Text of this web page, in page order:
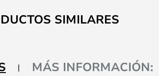
SIMILARES
MÁS INFORMACIÓN: